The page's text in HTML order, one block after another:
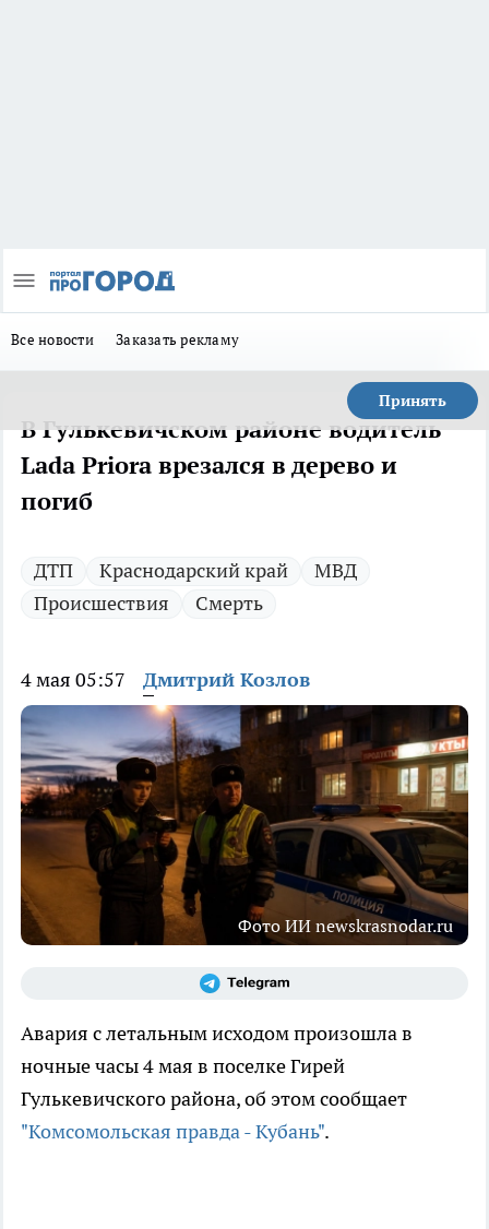
Все новости Заказать рекламу
Принять
В Гулькевичском районе водитель
Lada Priora врезался в дерево и
погиб
ДТП Краснодарский край
МВД
Происшествия
Смерть
4 мая 05:57 Дмитрий Козлов
Фото ИИ newskrasnodar.ru
Авария с летальным исходом произошла в
ночные часы 4 мая в поселке Гирей
Гулькевичского района, об этом сообщает
"Комсомольская правда - Кубань".